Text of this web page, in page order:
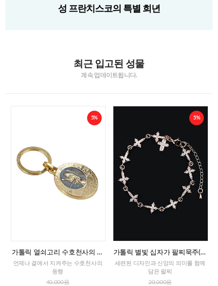
성 프란치스코의 특별 희년
최근 입고된 성물
계속 업데이트됩니다.
5%
가톨릭 열쇠고리 수호천사의 축
복(프랑스)
언제나 곁에서 지켜주는 수호천사의
동행
40,000원
5%
가톨릭 별빛 십자가 팔찌묵주(로
즈골드)
세련된 디자인과 신앙의 의미를 함께
담은 팔찌
20,000원